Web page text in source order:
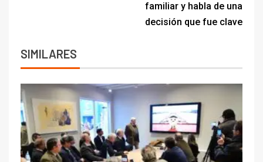
familiar y habla de una
decisión que fue clave
SIMILARES